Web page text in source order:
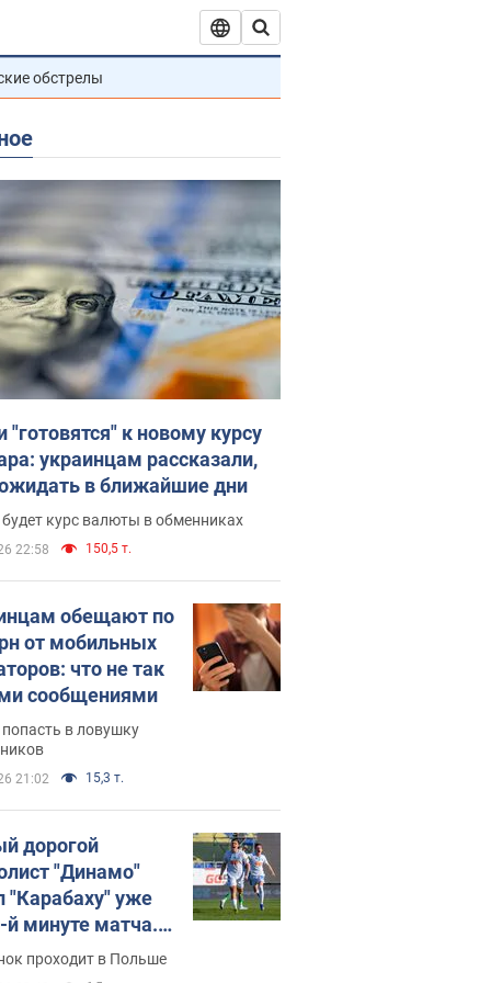
обстрелы
"готовятся" к новому курсу
украинцам рассказали,
в ближайшие дни
курс валюты в обменниках
22:58 150,5 т.
обещают по
от мобильных
что не так
сообщениями
попасть в ловушку
21:02 15,3 т.
дорогой
"Динамо"
"Карабаху" уже
й минуте матча.
проходит в Польше